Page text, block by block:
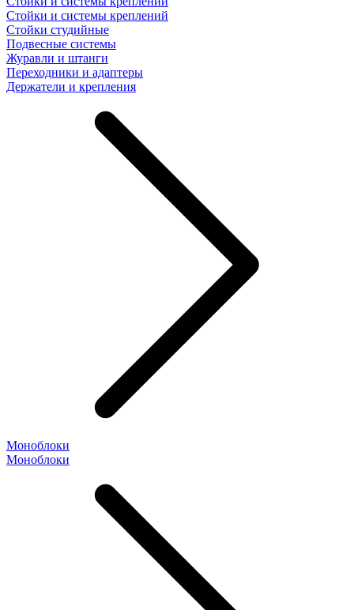
Стойки и системы креплений
Стойки студийные
Подвесные системы
Журавли и штанги
Переходники и адаптеры
Держатели и крепления
Моноблоки
Моноблоки